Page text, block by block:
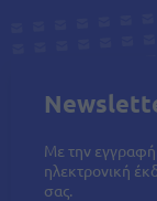
Με την εγγραφή
ηλεκτρονική
σας.